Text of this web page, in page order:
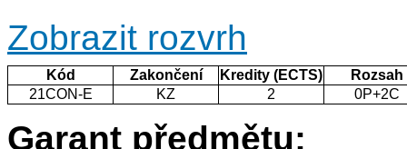
Zobrazit rozvrh
Kód Zakončení Kredity (ECTS)
Rozsah
21CON-E
KZ 2 0P+2C
Garant předmětu: